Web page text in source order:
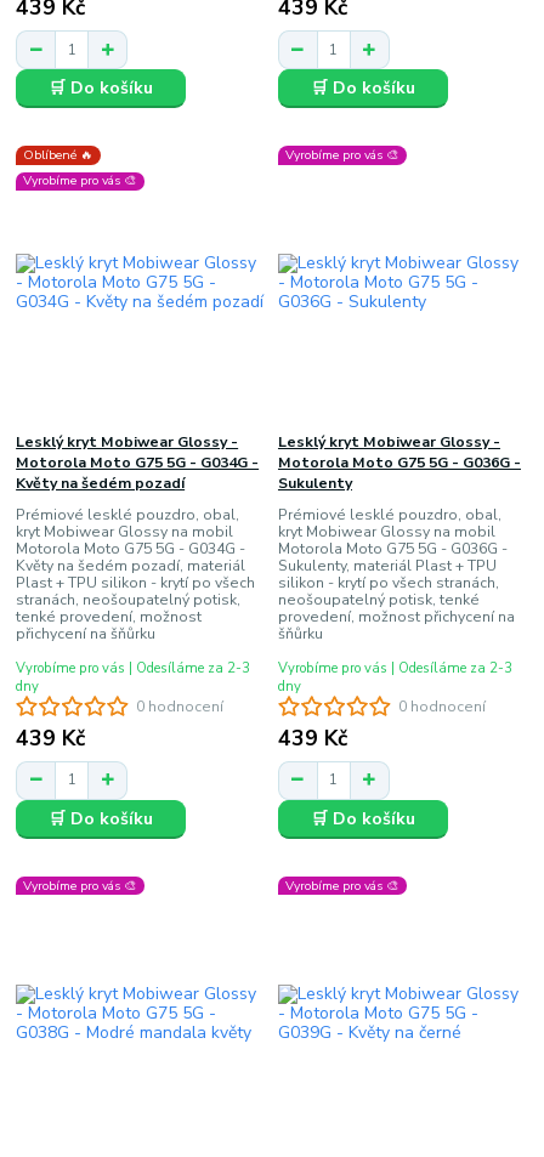
439 Kč
🛒 Do košíku
439 Kč
🛒 Do košíku
Oblíbené 🔥
Vyrobíme pro vás 🎨
0 hodnocení
Lesklý kryt Mobiwear Glossy -
Motorola Moto G75 5G - G034G -
Květy na šedém pozadí
Prémiové lesklé pouzdro, obal,
kryt Mobiwear Glossy na mobil
Motorola Moto G75 5G - G034G -
Květy na šedém pozadí, materiál
Plast + TPU silikon - krytí po všech
stranách, neošoupatelný potisk,
tenké provedení, možnost
přichycení na šňůrku
439 Kč
Vyrobíme pro vás | Odesíláme za 2-3
dny
🛒 Do košíku
Vyrobíme pro vás 🎨
0 hodnocení
Lesklý kryt Mobiwear Glossy -
Motorola Moto G75 5G - G036G -
Sukulenty
Prémiové lesklé pouzdro, obal,
kryt Mobiwear Glossy na mobil
Motorola Moto G75 5G - G036G -
Sukulenty, materiál Plast + TPU
silikon - krytí po všech stranách,
neošoupatelný potisk, tenké
provedení, možnost přichycení na
šňůrku
439 Kč
Vyrobíme pro vás | Odesíláme za 2-3
dny
🛒 Do košíku
Vyrobíme pro vás 🎨 Vyrobíme pro vás 🎨